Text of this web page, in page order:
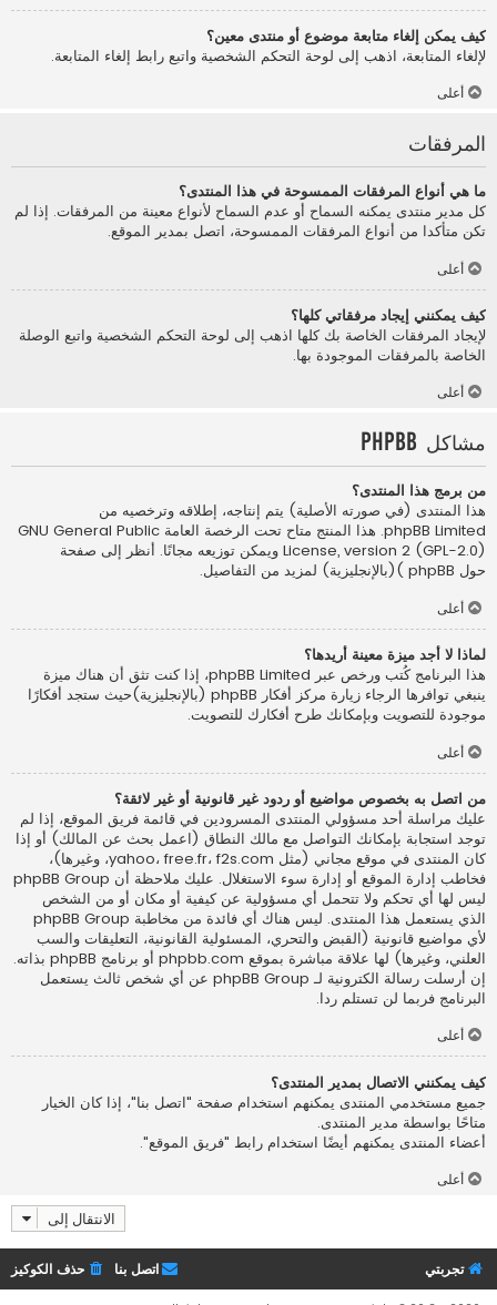
كيف يمكن إلغاء متابعة موضوع أو منتدى معين؟
لإلغاء المتابعة، اذهب إلى لوحة التحكم الشخصية واتبع رابط إلغاء المتابعة.
أعلى
المرفقات
ما هي أنواع المرفقات الممسوحة في هذا المنتدى؟
كل مدير منتدى يمكنه السماح أو عدم السماح لأنواع معينة من المرفقات. إذا لم
تكن متأكدا من أنواع المرفقات الممسوحة، اتصل بمدير الموقع.
أعلى
كيف يمكنني إيجاد مرفقاتي كلها؟
لإيجاد المرفقات الخاصة بك كلها اذهب إلى لوحة التحكم الشخصية واتبع الوصلة
الخاصة بالمرفقات الموجودة بها.
أعلى
مشاكل phpBB
من برمج هذا المنتدى؟
هذا المنتدى (في صورته الأصلية) يتم إنتاجه، إطلاقه وترخصيه من
phpBB Limited
. هذا المنتج متاح تحت الرخصة العامة GNU General Public
License, version 2 (GPL-2.0) ويمكن توزيعه مجانًا. أنظر إلى صفحة
حول phpBB )(بالإنجليزية)
لمزيد من التفاصيل.
أعلى
لماذا لا أجد ميزة معينة أريدها؟
هذا البرنامج كُتب ورخص عبر phpBB Limited، إذا كنت تثق أن هناك ميزة
ينبغي توافرها الرجاء زيارة مركز أفكار phpBB (بالإنجليزية)
حيث ستجد أفكارًا
موجودة للتصويت وبإمكانك طرح أفكارك للتصويت.
أعلى
من اتصل به بخصوص مواضيع أو ردود غير قانونية أو غير لائقة؟
عليك مراسلة أحد مسؤولي المنتدى المسرودين في قائمة فريق الموقع، إذا لم
توجد استجابة بإمكانك التواصل مع مالك النطاق (اعمل بحث عن المالك) أو إذا
كان المنتدى في موقع مجاني (مثل yahoo، free.fr، f2s.com، وغيرها)،
فخاطب إدارة الموقع أو إدارة سوء الاستغلال. عليك ملاحظة أن phpBB Group
ليس لها أي تحكم ولا تتحمل أي مسؤولية عن كيفية أو مكان أو من الشخص
الذي يستعمل هذا المنتدى. ليس هناك أي فائدة من مخاطبة phpBB Group
لأي مواضيع قانونية (القبض والتحري، المسئولية القانونية، التعليقات والسب
العلني، وغيرها) لها علاقة مباشرة بموقع phpbb.com أو برنامج phpBB بذاته.
إن أرسلت رسالة الكترونية لـ phpBB Group عن أي شخص ثالث يستعمل
البرنامج فربما لن تستلم ردا.
أعلى
كيف يمكنني الاتصال بمدير المنتدى؟
جميع مستخدمي المنتدى يمكنهم استخدام صفحة "اتصل بنا"، إذا كان الخيار
متاحًا بواسطة مدير المنتدى.
أعضاء المنتدى يمكنهم أيضًا استخدام رابط "فريق الموقع".
أعلى
الانتقال إلى
تجربتي حذف الكوكيز اتصل بنا